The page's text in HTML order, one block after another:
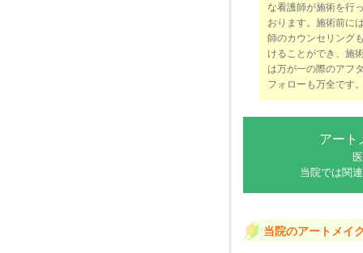
な看護師が施術を行
おります。施術前に
師のカウンセリング
けることができ、施
は万が一の際のアフ
フォローも万全です
アート
当院では関
当院のアートメイ